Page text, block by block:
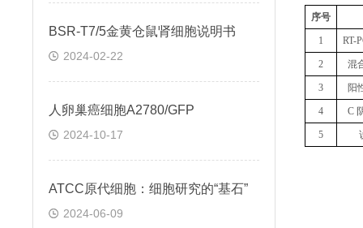
BSR-T7/5金黄仓鼠肾细胞说明书
2024-02-22
人卵巢癌细胞A2780/GFP
2024-10-17
ATCC原代细胞：细胞研究的“基石”
2024-06-09
序号
1 RT-
2 混
3 阳
4 C
5